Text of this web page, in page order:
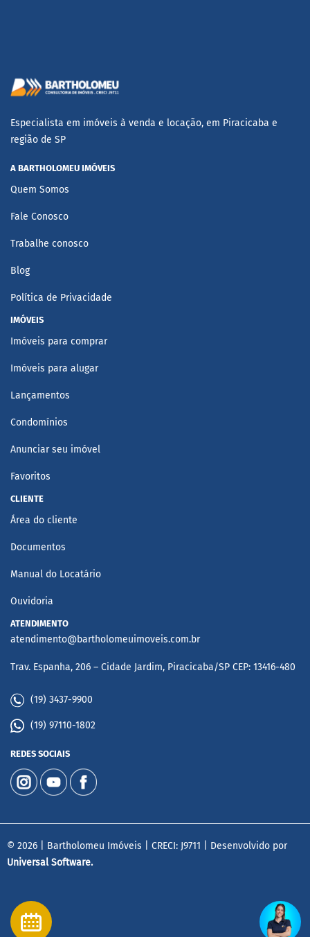
Especialista em imóveis à venda e locação, em Piracicaba e
região de SP
A BARTHOLOMEU IMÓVEIS
Quem Somos
Fale Conosco
Trabalhe conosco
Blog
Política de Privacidade
IMÓVEIS
Imóveis para comprar
Imóveis para alugar
Lançamentos
Condomínios
Anunciar seu imóvel
Favoritos
CLIENTE
Área do cliente
Documentos
Manual do Locatário
Ouvidoria
ATENDIMENTO
atendimento@bartholomeuimoveis.com.br
Trav. Espanha, 206 – Cidade Jardim, Piracicaba/SP CEP: 13416-480
(19) 3437-9900
(19) 97110-1802
REDES SOCIAIS
© 2026 | Bartholomeu Imóveis | CRECI: J9711 | Desenvolvido por
Universal Software.